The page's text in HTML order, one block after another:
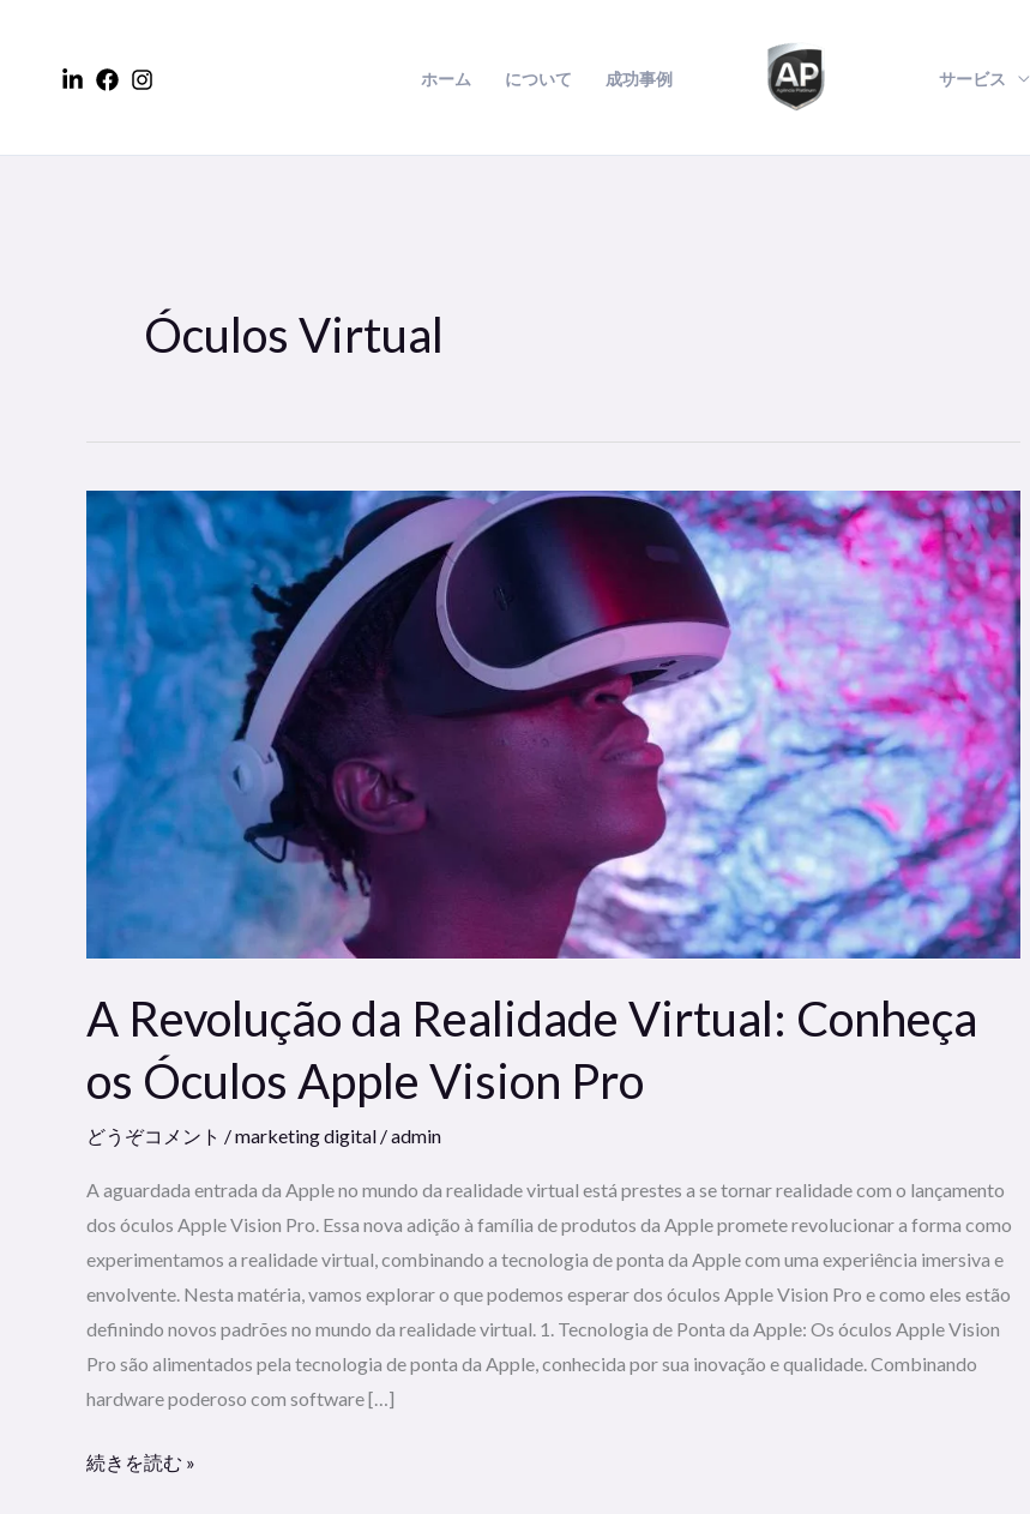
ツ
ホーム について 成功事例 サービス
Óculos Virtual
A Revolução da Realidade Virtual: Conheça
os Óculos Apple Vision Pro
どうぞコメント /marketing digital /admin
A aguardada entrada da Apple no mundo da realidade virtual está prestes a se tornar realidade com o lançamento
dos óculos Apple Vision Pro. Essa nova adição à família de produtos da Apple promete revolucionar a forma como
experimentamos a realidade virtual, combinando a tecnologia de ponta da Apple com uma experiência imersiva e
envolvente. Nesta matéria, vamos explorar o que podemos esperar dos óculos Apple Vision Pro e como eles estão
definindo novos padrões no mundo da realidade virtual. 1. Tecnologia de Ponta da Apple: Os óculos Apple Vision
Pro são alimentados pela tecnologia de ponta da Apple, conhecida por sua inovação e qualidade. Combinando
hardware poderoso com software […]
Revolução
Realidade
Virtual:
Conheça
Óculos
Apple
Vision
続きを読む »